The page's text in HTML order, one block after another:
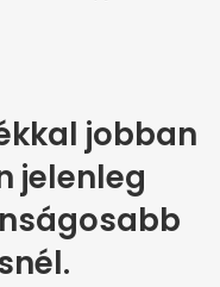
jobban
jelenleg